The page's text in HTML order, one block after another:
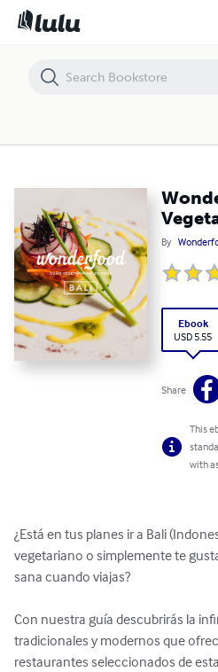
By
Ebook
USD 5.55
Share
This
with
¿Está en tus planes ir a Bali
vegetariano o simplemente te
sana cuando viajas?
Con nuestra guía descubrirás la
tradicionales y modernos que
restaurantes seleccionados de
Wonderfood Bali - Guía Vegetariana de